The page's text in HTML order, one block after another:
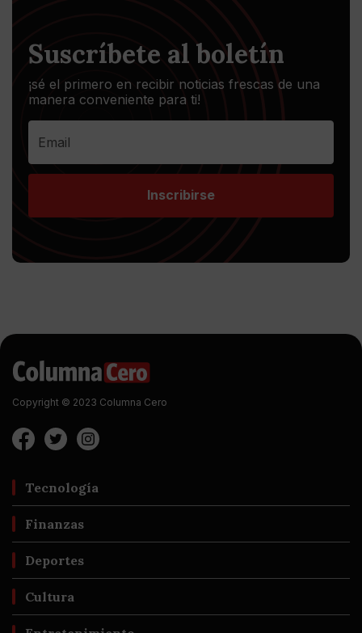
Suscríbete al boletín
¡sé el primero en recibir noticias frescas de una
manera conveniente para ti!
Inscribirse
Copyright © 2023 Columna Cero
Tecnología
Finanzas
Deportes
Cultura